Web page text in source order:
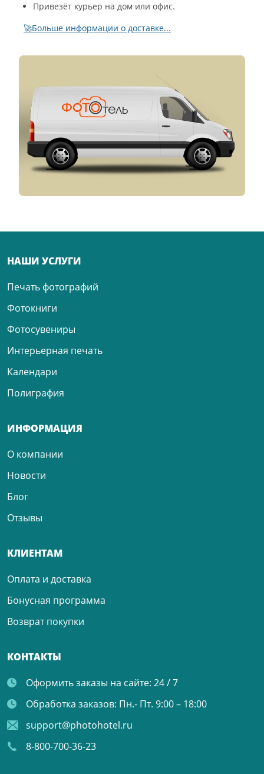
Привезёт курьер на дом или офис.
🚀Больше информации о доставке...
НАШИ УСЛУГИ
Печать фотографий
Фотокниги
Фотосувениры
Интерьерная печать
Календари
Полиграфия
ИНФОРМАЦИЯ
О компании
Новости
Блог
Отзывы
КЛИЕНТАМ
Оплата и доставка
Бонусная программа
Возврат покупки
КОНТАКТЫ
Оформить заказы на сайте: 24 / 7
Обработка заказов: Пн.- Пт. 9:00 – 18:00
support@photohotel.ru
8-800-700-36-23